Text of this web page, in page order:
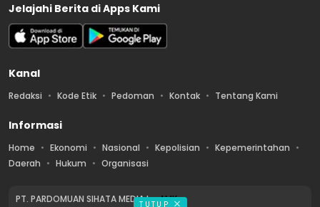
Jelajahi Berita di Apps Kami
Kanal
Redaksi Kode Etik Pedoman Kontak Tentang Kami
Informasi
Home Ekonomi Nasional Kepolisian
Kepemerintahan
Daerah
Hukum Organisasi
PT. PARDOMUAN SIHATA MEDIA byAMK
TUTUP